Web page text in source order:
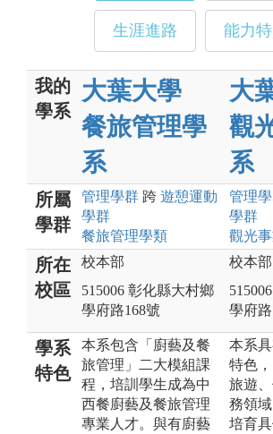
生涯進路 能力
我的
學系
大葉大學
餐旅管理學
系
大
觀
系
所屬
學群
管理學群 跨 遊憩運動
學群
餐旅管理學類
管理
學群
觀光
所在
校區
校本部
515006 彰化縣大村鄉
學府路168號
校本部
學府
學系
特色
本系包含「廚藝及餐
旅管理」二大模組課
程，培訓學生成為中
西餐廚藝及餐旅管理
專業人才。與有廚藝
本系
特色
旅遊
務領域
培育